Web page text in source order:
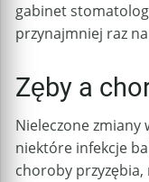
gabinet
przynajmniej raz
Zęby a
Nieleczone
niektóre infekcje
choroby przyzębia,